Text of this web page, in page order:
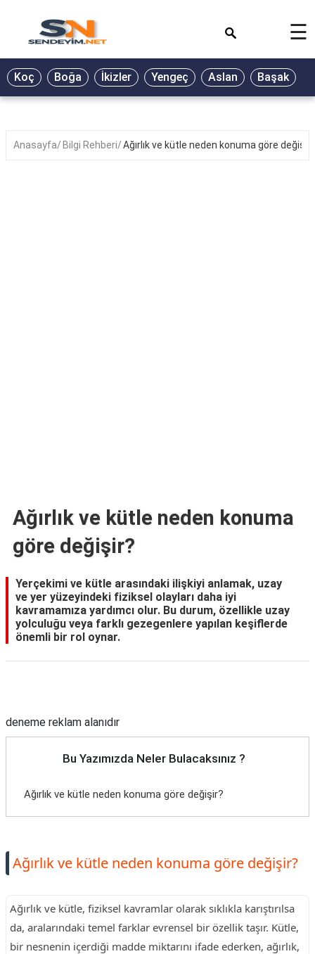
BİYOGRAFİ
GALERİ
☰
Koç Boğa İkizler Yengeç Aslan Başak
Anasayfa Bilgi Rehberi Ağırlık ve kütle neden konuma göre değişir?
Ağırlık ve kütle neden konuma
göre değişir?
Yerçekimi ve kütle arasındaki ilişkiyi anlamak, uzay
ve yer yüzeyindeki fiziksel olayları daha iyi
kavramamıza yardımcı olur. Bu durum, özellikle uzay
yolculuğu veya farklı gezegenlere yapılan keşiflerde
önemli bir rol oynar.
deneme reklam alanıdır
Bu Yazımızda Neler Bulacaksınız ?
Ağırlık ve kütle neden konuma göre değişir?
Ağırlık ve kütle neden konuma göre değişir?
Ağırlık ve kütle, fiziksel kavramlar olarak sıklıkla karıştırılsa
da, aralarındaki temel farklar evrensel bir özellik taşır. Kütle,
bir nesnenin içerdiği madde miktarını ifade ederken, ağırlık,